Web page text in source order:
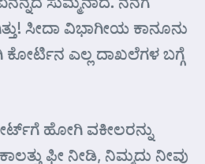
ಸೀದಾ ವಿಭಾಗೀಯ ಕಾನೂನು
ಎಲ್ಲ ದಾಖಲೆಗಳ ಬಗ್ಗೆ
ಹೋಗಿ ವಕೀಲರನ್ನು
ಫೀ ನೀಡಿ, ನಿಮ್ಮದು ನೀವು